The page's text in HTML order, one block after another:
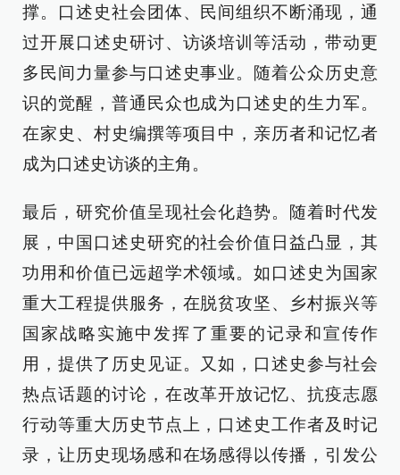
撑。口述史社会团体、民间组织不断涌现，通
过开展口述史研讨、访谈培训等活动，带动更
多民间力量参与口述史事业。随着公众历史意
识的觉醒，普通民众也成为口述史的生力军。
在家史、村史编撰等项目中，亲历者和记忆者
成为口述史访谈的主角。
最后，研究价值呈现社会化趋势。随着时代发
展，中国口述史研究的社会价值日益凸显，其
功用和价值已远超学术领域。如口述史为国家
重大工程提供服务，在脱贫攻坚、乡村振兴等
国家战略实施中发挥了重要的记录和宣传作
用，提供了历史见证。又如，口述史参与社会
热点话题的讨论，在改革开放记忆、抗疫志愿
行动等重大历史节点上，口述史工作者及时记
录，让历史现场感和在场感得以传播，引发公